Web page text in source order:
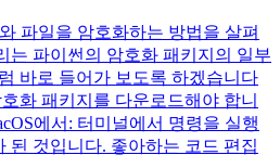
파일을 암호화하는 방법을 살펴
는 파이썬의 암호화 패키지의 일부
바로 들어가 보도록 하겠습니다
화 패키지를 다운로드해야 합니
에서: 터미널에서 명령을 실행
된 것입니다. 좋아하는 코드 편집